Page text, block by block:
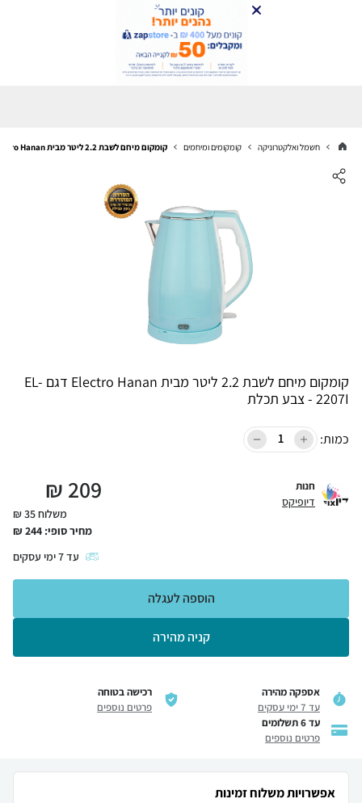
חשמל ואלקטרוניקה קומקומים ומיחמים קומקום מיחם לשבת 2.2 ליטר מבית Electro Hanan דגם EL-2207I - צבע תכלת
קומקום מיחם לשבת 2.2 ליטר מבית Electro Hanan דגם EL-
2207I - צבע תכלת
כמות:
חנות
דיופיקס 209
₪
משלוח 35 ₪
מחיר סופי: 244
₪
עד7ימי עסקים
קניה מהירה
הוספה לעגלה
אספקה מהירה
עד 7 ימי עסקים
רכישה בטוחה
פרטים נוספים
עד 6 תשלומים
פרטים נוספים
אפשרויות משלוח זמינות